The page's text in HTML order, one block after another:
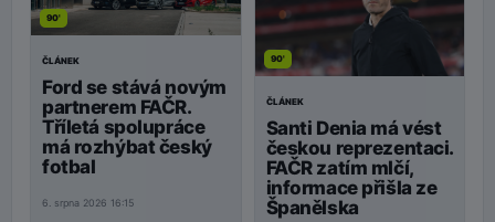
90'
ČLÁNEK
Ford se stává novým
partnerem FAČR.
Tříletá spolupráce
má rozhýbat český
fotbal
6. srpna 2026 16:15
90'
ČLÁNEK
Santi Denia má vést
českou reprezentaci.
FAČR zatím mlčí,
informace přišla ze
Španělska